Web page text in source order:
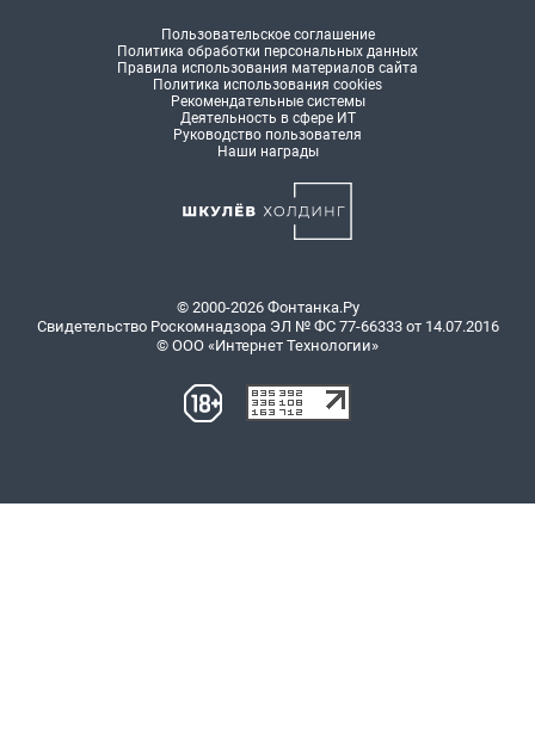
Пользовательское соглашение
Политика обработки персональных данных
Правила использования материалов сайта
Политика использования cookies
Рекомендательные системы
Деятельность в сфере ИТ
Руководство пользователя
Наши награды
© 2000-2026 Фонтанка.Ру
Свидетельство Роскомнадзора ЭЛ № ФС 77-66333 от 14.07.2016
© ООО «Интернет Технологии»